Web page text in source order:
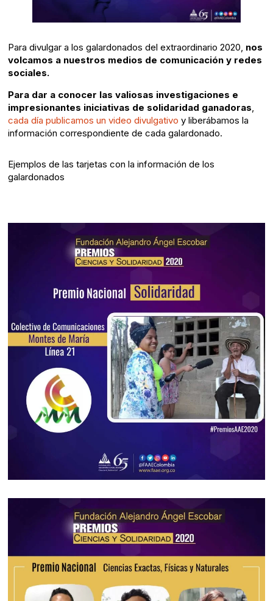
Para divulgar a los galardonados del extraordinario 2020, nos
volcamos a nuestros medios de comunicación y redes
sociales.
Para dar a conocer las valiosas investigaciones e
impresionantes iniciativas de solidaridad ganadoras,
cada día publicamos un video divulgativo y liberábamos la
información correspondiente de cada galardonado.
Ejemplos de las tarjetas con la información de los
galardonados